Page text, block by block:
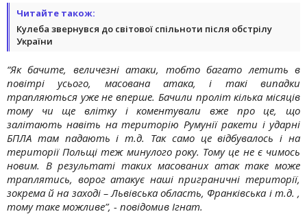
Читайте також:
Кулеба звернувся до світової спільноти після обстрілу
України
“Як бачите, величезні атаки, тобто багато летить в
повітрі усього, масована атака, і такі випадки
трапляються уже не вперше. Бачили проліт кілька місяців
тому чи ще влітку і коментували вже про це, що
залітають навіть на територію Румунії ракети і ударні
БПЛА там падають і т.д. Так само це відбувалось і на
території Польщі теж минулого року. Тому це не є чимось
новим. В результаті таких масованих атак таке може
траплятись, ворог атакує наші приграничні території,
зокрема й на заході – Львівська область, Франківська і т.д. ,
тому таке можливе”, - повідомив Ігнат.